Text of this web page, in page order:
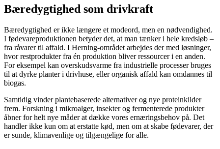
Bæredygtighed som drivkraft
Bæredygtighed er ikke længere et modeord, men en nødvendighed.
I fødevareproduktionen betyder det, at man tænker i hele kredsløb –
fra råvarer til affald. I Herning-området arbejdes der med løsninger,
hvor restprodukter fra én produktion bliver ressourcer i en anden.
For eksempel kan overskudsvarme fra industrielle processer bruges
til at dyrke planter i drivhuse, eller organisk affald kan omdannes til
biogas.
Samtidig vinder plantebaserede alternativer og nye proteinkilder
frem. Forskning i mikroalger, insekter og fermenterede produkter
åbner for helt nye måder at dække vores ernæringsbehov på. Det
handler ikke kun om at erstatte kød, men om at skabe fødevarer, der
er sunde, klimavenlige og tilgængelige for alle.